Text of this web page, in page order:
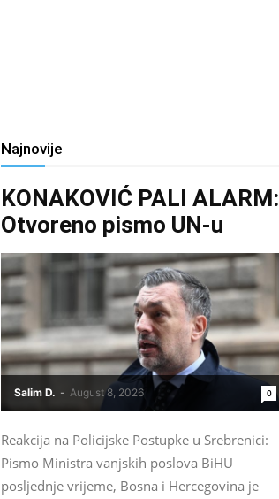
Najnovije
KONAKOVIĆ PALI ALARM:
Otvoreno pismo UN-u
Salim D. - August 8, 2026 0
Reakcija na Policijske Postupke u Srebrenici:
Pismo Ministra vanjskih poslova BiHU
posljednje vrijeme, Bosna i Hercegovina je